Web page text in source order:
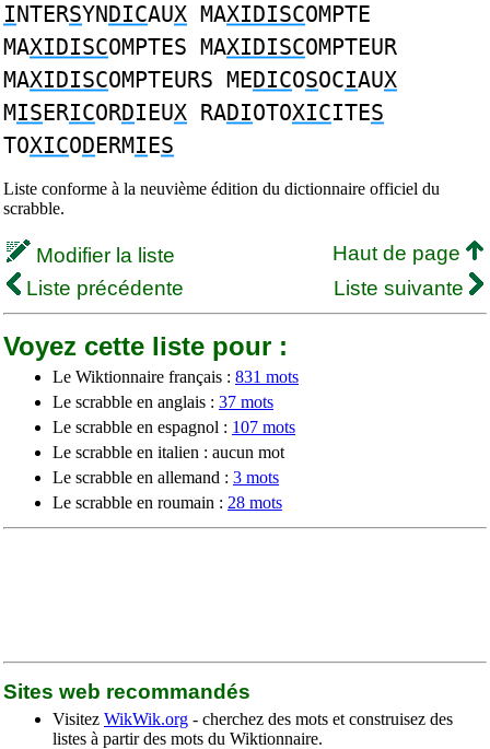
INTERSYNDICAUX MAXIDISCOMPTE
MAXIDISCOMPTES MAXIDISCOMPTEUR
MAXIDISCOMPTEURS MEDICOSOCIAUX
MISERICORDIEUX RADIOTOXICITES
TOXICODERMIES
Liste conforme à la neuvième édition du dictionnaire officiel du
scrabble.
Modifier la liste
Haut de page
Liste précédente
Liste suivante
Voyez cette liste pour :
Le Wiktionnaire français : 831 mots
Le scrabble en anglais : 37 mots
Le scrabble en espagnol : 107 mots
Le scrabble en italien : aucun mot
Le scrabble en allemand : 3 mots
Le scrabble en roumain : 28 mots
Sites web recommandés
Visitez WikWik.org - cherchez des mots et construisez des
listes à partir des mots du Wiktionnaire.